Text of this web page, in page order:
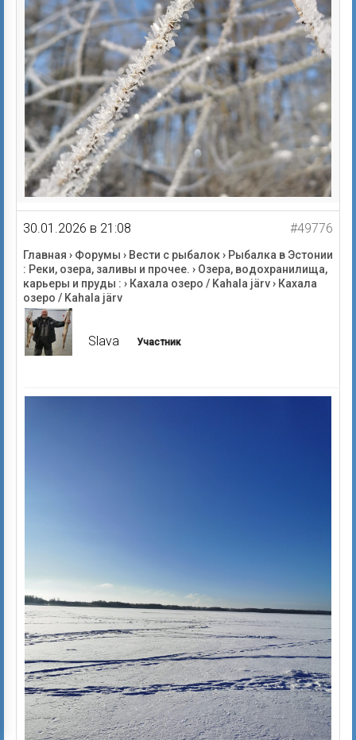
30.01.2026 в 21:08 #49776
Главная › Форумы › Вести с рыбалок› Рыбалка в Эстонии
: Реки, озера, заливы и прочее. › Озера, водохранилища,
карьеры и пруды : › Кахала озеро / Kahala järv› Кахала
озеро / Kahala järv
Slava Участник